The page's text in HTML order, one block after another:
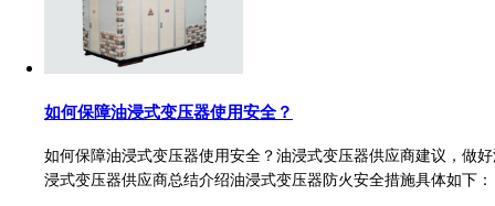
如何保障油浸式变压器使用安全？
如何保障油浸式变压器使用安全？油浸式变压器供应商建议，做
浸式变压器供应商总结介绍油浸式变压器防火安全措施具体如下